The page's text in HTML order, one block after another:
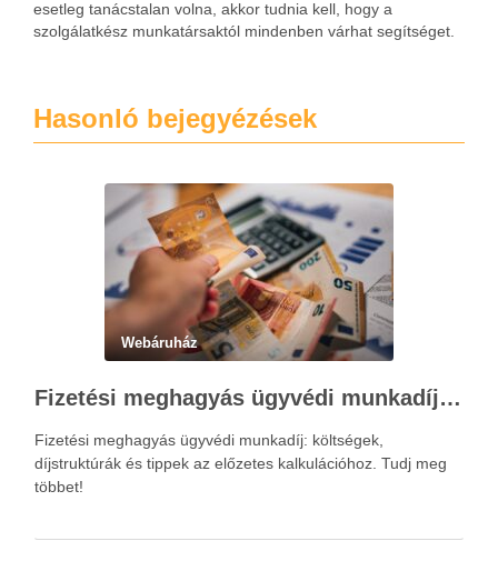
esetleg tanácstalan volna, akkor tudnia kell, hogy a
szolgálatkész munkatársaktól mindenben várhat segítséget.
Hasonló bejegyézések
Webáruház
Fizetési meghagyás ügyvédi munkadíja: teljes költségvetési útmutató
Fizetési meghagyás ügyvédi munkadíj: költségek,
díjstruktúrák és tippek az előzetes kalkulációhoz. Tudj meg
többet!